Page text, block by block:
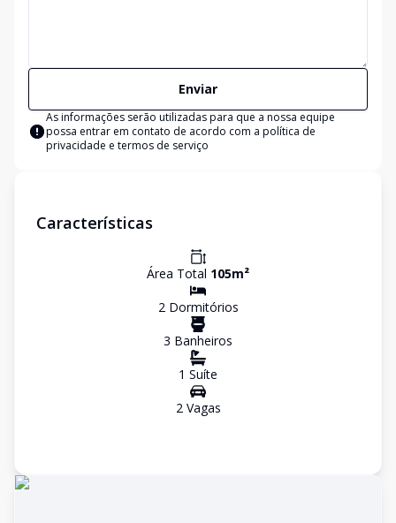
Enviar
As informações serão utilizadas para que a nossa equipe
possa entrar em contato de acordo com a política de
privacidade e termos de serviço
Características
Área Total 105m²
2Dormitórios
3 Banheiros
1 Suíte
2Vagas